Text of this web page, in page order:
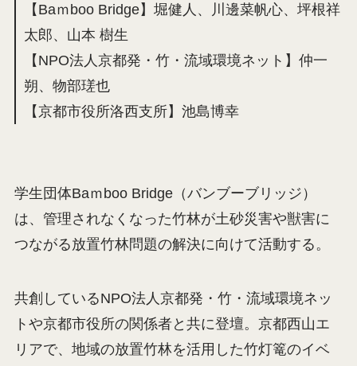
【Baｍboo Bridge】堀健人、川邊菜帆心、坪根祥
太郎、山本 樹生
【NPO法人京都発・竹・流域環境ネット】仲一
朔、物部瑳也
【京都市役所洛西支所】池島博幸
学生団体Baｍboo Bridge（バンブーブリッジ）
は、管理されなくなった竹林が土砂災害や獣害に
つながる放置竹林問題の解決に向けて活動する。
共創しているNPO法人京都発・竹・流域環境ネッ
トや京都市役所の関係者と共に登壇。京都西山エ
リアで、地域の放置竹林を活用した竹灯篭のイベ